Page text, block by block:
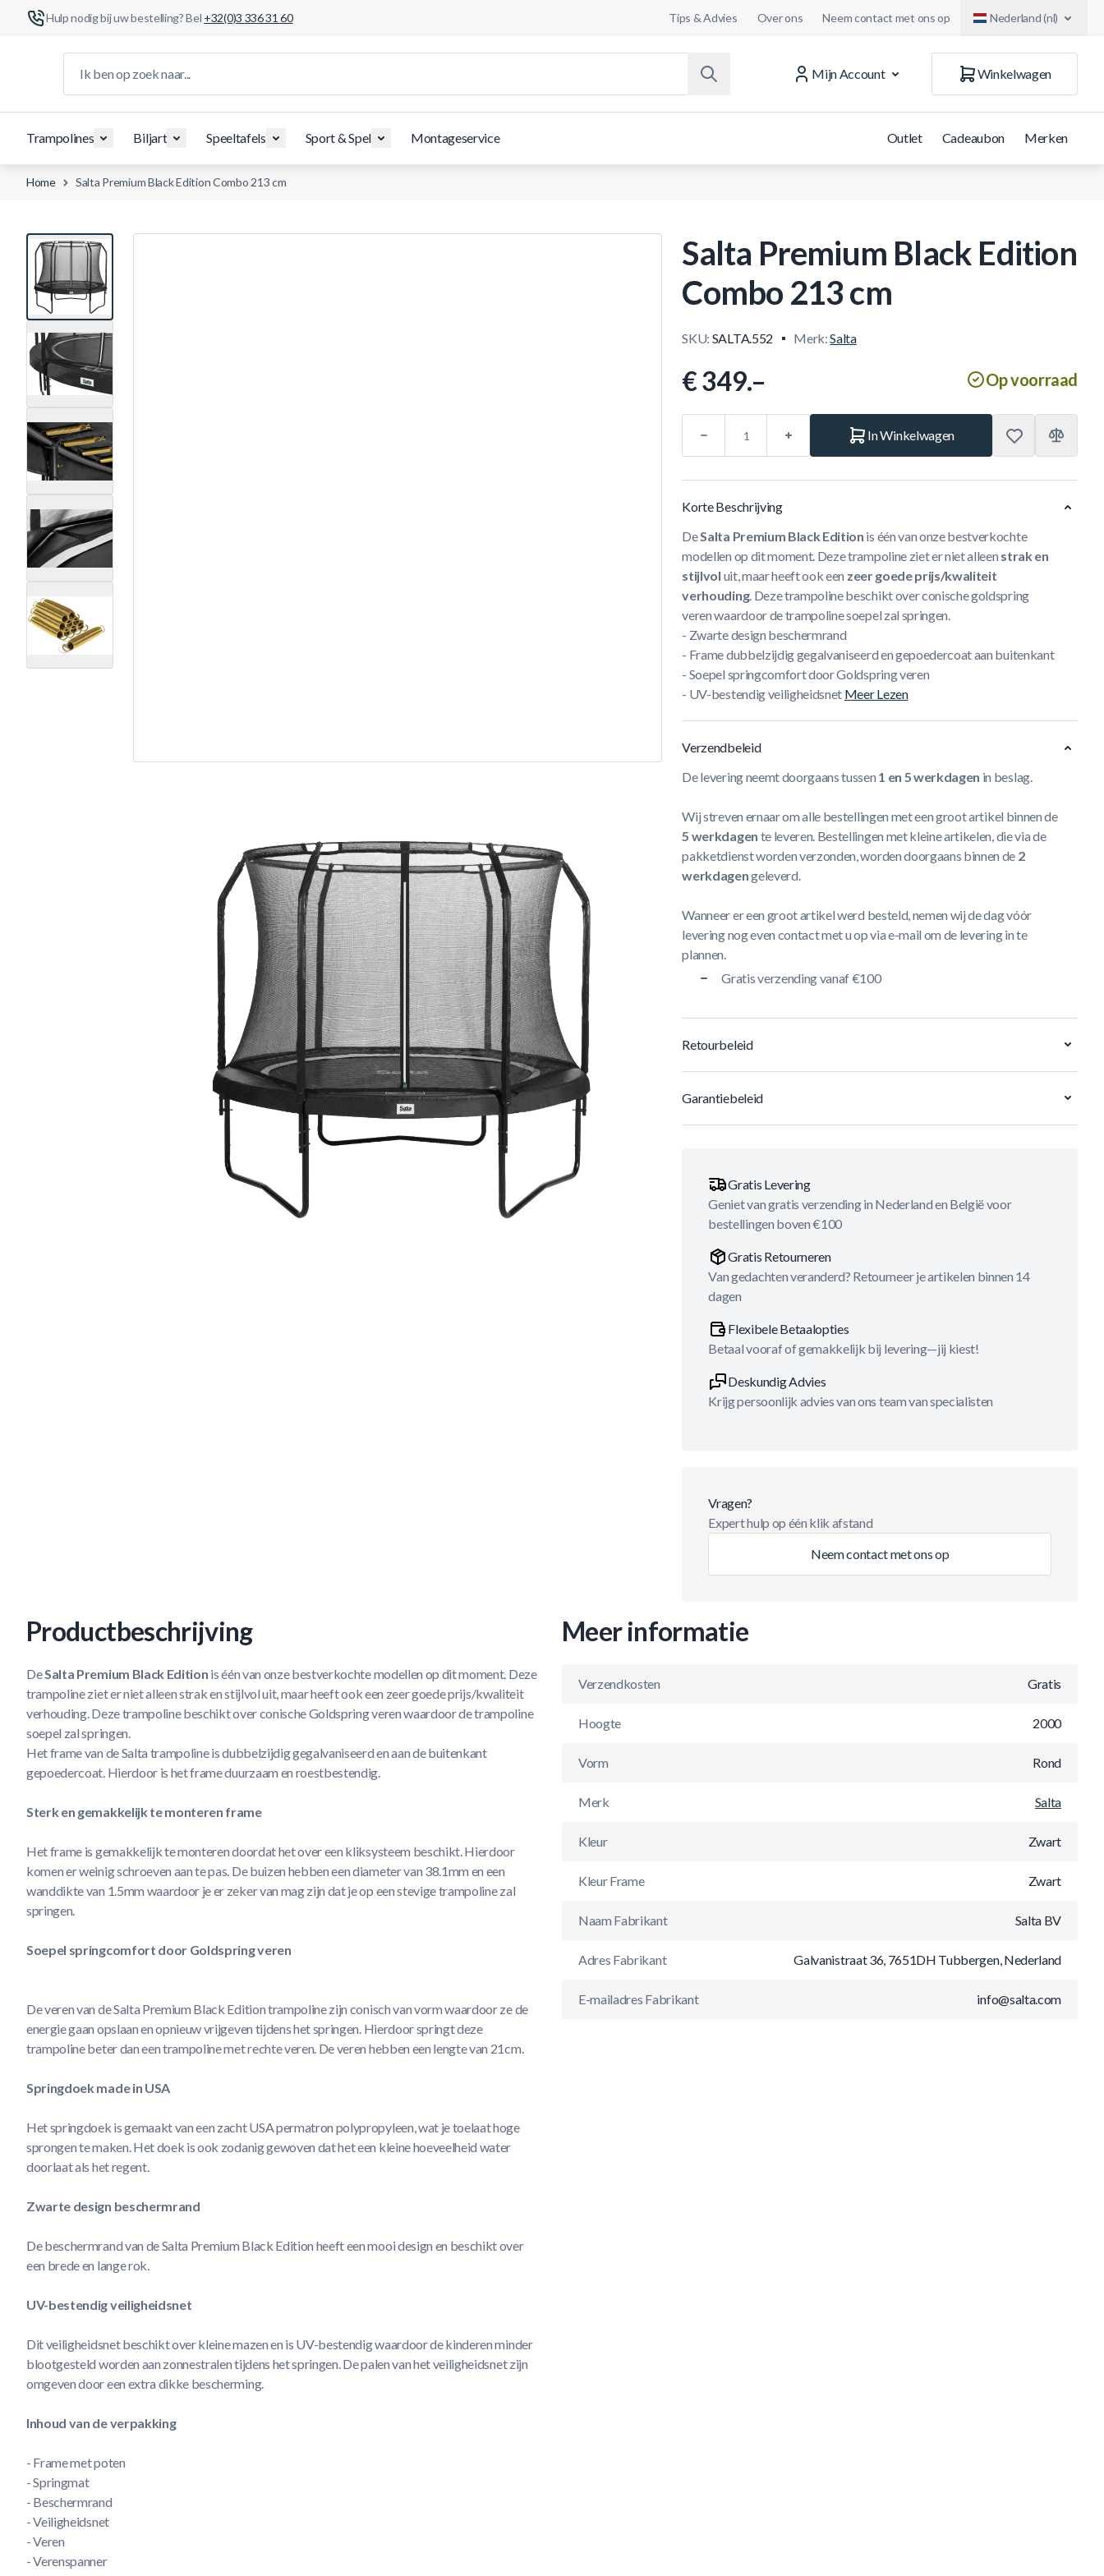
Hulp nodig bij uw bestelling? Bel +32(0)3 336 31 60 Tips & Advies Over ons Neem contact met ons op Nederland (nl)
Mijn Account
Winkelwagen
Trampolines Biljart Speeltafels Sport & Spel Montageservice Outlet Cadeaubon Merken
Home Salta Premium Black Edition Combo 213 cm
View larger image
View larger image
Salta Premium Black Edition
Combo 213 cm
SKU: SALTA.552 Merk:Salta
€ 349.– Op voorraad
In Winkelwagen
Korte Beschrijving
DeSalta Premium Black Edition is één van onze bestverkochte
modellen op dit moment. Deze trampoline ziet er niet alleen strak en
stijlvol uit, maar heeft ook een zeer goede prijs/kwaliteit
verhouding. Deze trampoline beschikt over conische goldspring
veren waardoor de trampoline soepel zal springen.
- Zwarte design beschermrand
- Frame dubbelzijdig gegalvaniseerd en gepoedercoat aan buitenkant
- Soepel springcomfort door Goldspring veren
- UV-bestendig veiligheidsnet Meer Lezen
Verzendbeleid
De levering neemt doorgaans tussen 1 en 5 werkdagen in beslag.
Wij streven ernaar om alle bestellingen met een groot artikel binnen de
5 werkdagen te leveren. Bestellingen met kleine artikelen, die via de
pakketdienst worden verzonden, worden doorgaans binnen de 2
werkdagengeleverd.
Wanneer er een groot artikel werd besteld, nemen wij de dag vóór
levering nog even contact met u op via e-mail om de levering in te
plannen.
Gratis verzending vanaf €100
Retourbeleid
Garantiebeleid
Gratis Levering
Geniet van gratis verzending in Nederland en België voor
bestellingen boven €100
Gratis Retourneren
Van gedachten veranderd? Retourneer je artikelen binnen 14
dagen
Flexibele Betaalopties
Betaal vooraf of gemakkelijk bij levering—jij kiest!
Deskundig Advies
Krijg persoonlijk advies van ons team van specialisten
Vragen?
Expert hulp op één klik afstand
Neem contact met ons op
Productbeschrijving
DeSalta Premium Black Edition is één van onze bestverkochte modellen op dit moment. Deze
trampoline ziet er niet alleen strak en stijlvol uit, maar heeft ook een zeer goede prijs/kwaliteit
verhouding. Deze trampoline beschikt over conische Goldspring veren waardoor de trampoline
soepel zal springen.
Het frame van de Salta trampoline is dubbelzijdig gegalvaniseerd en aan de buitenkant
gepoedercoat. Hierdoor is het frame duurzaam en roestbestendig.
Sterk en gemakkelijk te monteren frame
Het frame is gemakkelijk te monteren doordat het over een kliksysteem beschikt. Hierdoor
komen er weinig schroeven aan te pas. De buizen hebben een diameter van 38.1mm en een
wanddikte van 1.5mm waardoor je er zeker van mag zijn dat je op een stevige trampoline zal
springen.
Soepel springcomfort door Goldspring veren
De veren van de Salta Premium Black Edition trampoline zijn conisch van vorm waardoor ze de
energie gaan opslaan en opnieuw vrijgeven tijdens het springen. Hierdoor springt deze
trampoline beter dan een trampoline met rechte veren. De veren hebben een lengte van 21cm.
Springdoek made in USA
Het springdoek is gemaakt van een zacht USA permatron polypropyleen, wat je toelaat hoge
sprongen te maken. Het doek is ook zodanig gewoven dat het een kleine hoeveelheid water
doorlaat als het regent.
Zwarte design beschermrand
De beschermrand van de Salta Premium Black Edition heeft een mooi design en beschikt over
een brede en lange rok.
UV-bestendig veiligheidsnet
Dit veiligheidsnet beschikt over kleine mazen en is UV-bestendig waardoor de kinderen minder
blootgesteld worden aan zonnestralen tijdens het springen. De palen van het veiligheidsnet zijn
omgeven door een extra dikke bescherming.
Inhoud van de verpakking
- Frame met poten
- Springmat
- Beschermrand
- Veiligheidsnet
- Veren
- Verenspanner
Meer informatie
Verzendkosten Gratis
Hoogte 2000
Vorm Rond
Merk Salta
Kleur Zwart
Kleur Frame Zwart
Naam Fabrikant Salta BV
Adres Fabrikant Galvanistraat 36, 7651DH Tubbergen, Nederland
E-mailadres Fabrikant info@salta.com